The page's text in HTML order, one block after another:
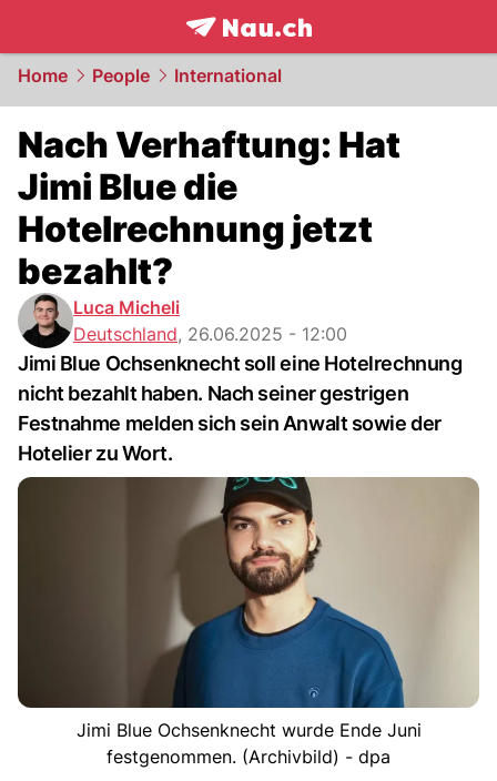
frontpage.NAU.ch
Home People International
Nach Verhaftung: Hat
Jimi Blue die
Hotelrechnung jetzt
bezahlt?
Luca Micheli
Deutschland, 26.06.2025 - 12:00
Jimi Blue Ochsenknecht soll eine Hotelrechnung
nicht bezahlt haben. Nach seiner gestrigen
Festnahme melden sich sein Anwalt sowie der
Hotelier zu Wort.
Jimi Blue Ochsenknecht wurde Ende Juni
festgenommen. (Archivbild) - dpa